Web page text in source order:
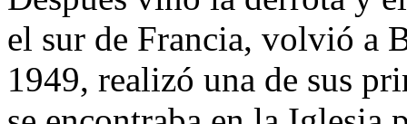
el sur de Francia, volvió a
1949, realizó una de sus